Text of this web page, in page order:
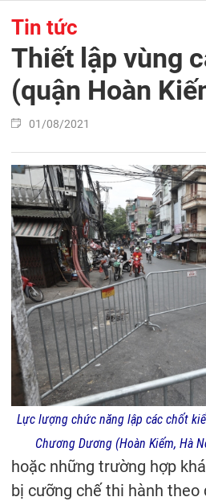
Tin tức
Thiết lập vùng
(quận Hoàn
01/08/2021
Lực lượng chức năng lập các chốt
Chương Dương (Hoàn Kiếm, Hà
hoặc những trường hợp
bị cưỡng chế thi hành theo